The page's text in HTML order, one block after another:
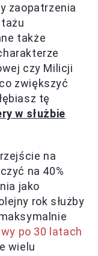
zaopatrzenia
także
czy Milicji
zwiększyć
tę
w służbie
na
na 40%
jako
rok służby
po 30 latach
wielu